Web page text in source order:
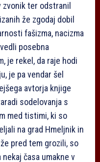
ter odstranil
že zgodaj dobil
fašizma, nacizma
posebna
je rekel, da raje hodi
je pa vendar šel
avtorja knjige
sodelovanja s
med tistimi, ki so
na grad Hmeljnik in
pred tem grozili, so
časa umakne v